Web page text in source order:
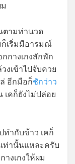
ตามท่านวด
ก็เริ่มมีอารมณ์
กางเกงสักพัก
งเข้าไปจับควย
อีกมือก็ชักว่าว
เคก็ยังไม่ปล่อย
ำกับข้าว เคก็
ท่านั้นแหละครับ
างเกงให้ผม